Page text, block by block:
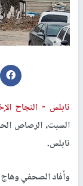
نابلس - النجاح
السبت، الرصاص
نابلس.
وأفاد الصحفي